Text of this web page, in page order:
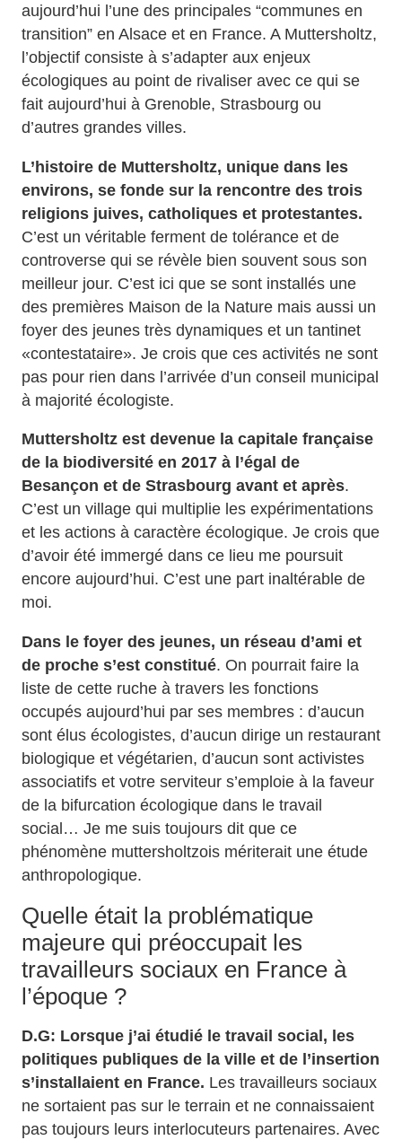
aujourd’hui l’une des principales “communes en
transition” en Alsace et en France. A Muttersholtz,
l’objectif consiste à s’adapter aux enjeux
écologiques au point de rivaliser avec ce qui se
fait aujourd’hui à Grenoble, Strasbourg ou
d’autres grandes villes.
L’histoire de Muttersholtz, unique dans les
environs, se fonde sur la rencontre des trois
religions juives, catholiques et protestantes.
C’est un véritable ferment de tolérance et de
controverse qui se révèle bien souvent sous son
meilleur jour. C’est ici que se sont installés une
des premières Maison de la Nature mais aussi un
foyer des jeunes très dynamiques et un tantinet
«contestataire». Je crois que ces activités ne sont
pas pour rien dans l’arrivée d’un conseil municipal
à majorité écologiste.
Muttersholtz est devenue la capitale française
de la biodiversité en 2017 à l’égal de
Besançon et de Strasbourg avant et après.
C’est un village qui multiplie les expérimentations
et les actions à caractère écologique. Je crois que
d’avoir été immergé dans ce lieu me poursuit
encore aujourd’hui. C’est une part inaltérable de
moi.
Dans le foyer des jeunes, un réseau d’ami et
de proche s’est constitué. On pourrait faire la
liste de cette ruche à travers les fonctions
occupés aujourd’hui par ses membres : d’aucun
sont élus écologistes, d’aucun dirige un restaurant
biologique et végétarien, d’aucun sont activistes
associatifs et votre serviteur s’emploie à la faveur
de la bifurcation écologique dans le travail
social… Je me suis toujours dit que ce
phénomène muttersholtzois mériterait une étude
anthropologique.
Quelle était la problématique
majeure qui préoccupait les
travailleurs sociaux en France à
l’époque ?
D.G: Lorsque j’ai étudié le travail social, les
politiques publiques de la ville et de l’insertion
s’installaient en France. Les travailleurs sociaux
ne sortaient pas sur le terrain et ne connaissaient
pas toujours leurs interlocuteurs partenaires. Avec